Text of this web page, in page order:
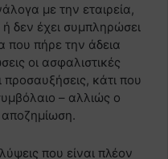
με την εταιρεία,
δεν έχει συμπληρώσει
που πήρε την άδεια
οι ασφαλιστικές
προσαυξήσεις, κάτι που
– αλλιώς ο
αποζημίωση.
που είναι πλέον